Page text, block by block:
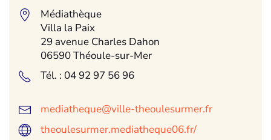
Médiathèque
Villa la Paix
29 avenue Charles Dahon
06590 Théoule-sur-Mer
Tél. : 04 92 97 56 96
mediatheque@ville-theoulesurmer.fr
theoulesurmer.mediatheque06.fr/